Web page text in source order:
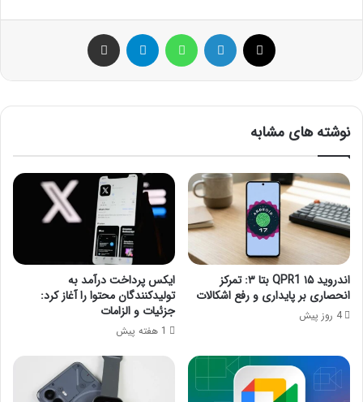
ایکس لینکداین تلگرام
نوشته های مشابه
اندروید ۱۵ QPR1 بتا ۳: تمرکز
انحصاری بر پایداری و رفع اشکالات
4 روز پیش
ایکس پرداخت درآمد به
تولیدکنندگان محتوا را آغاز کرد:
جزئیات و الزامات
1 هفته پیش